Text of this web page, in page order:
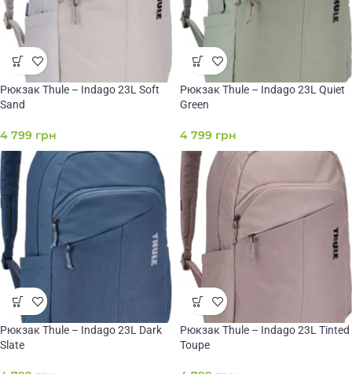
Рюкзак Thule – Indago 23L Soft
Sand
4 799 грн
Рюкзак Thule – Indago 23L Quiet
Green
4 799 грн
Рюкзак Thule – Indago 23L Dark
Slate
Рюкзак Thule – Indago 23L Tinted
Toupe